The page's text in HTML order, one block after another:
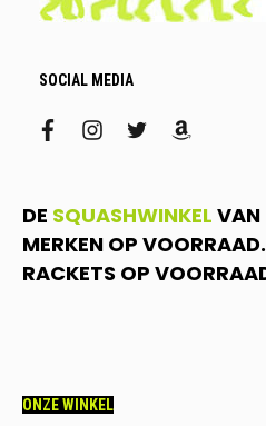
SOCIAL MEDIA
facebookinstagram
twitteramazon
DE SQUASHWINKEL VAN
MERKEN OP
RACKETS OP
ONZE WINKEL